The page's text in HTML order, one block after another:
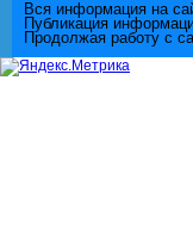
Вся информация на
Публикация
Продолжая работу с